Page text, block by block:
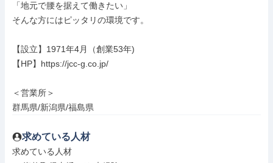
「地元で腰を据えて働きたい」
そんな方にはピッタリの環境です。
【設立】1971年4月（創業53年)
【HP】https://jcc-g.co.jp/
＜営業所＞
群馬県/新潟県/福島県
求めている人材
求めている人材